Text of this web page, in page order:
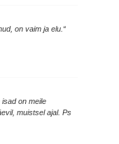
on vaim ja elu.“
on meile
muistsel ajal. Ps